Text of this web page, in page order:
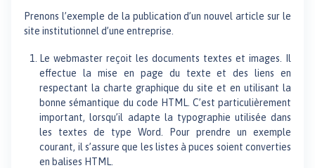
Prenons l’exemple de la publication d’un nouvel article sur le
site institutionnel d’une entreprise.
Le webmaster reçoit les documents textes et images. Il
effectue la mise en page du texte et des liens en
respectant la charte graphique du site et en utilisant la
bonne sémantique du code HTML. C’est particulièrement
important, lorsqu’il adapte la typographie utilisée dans
les textes de type Word. Pour prendre un exemple
courant, il s’assure que les listes à puces soient converties
en balises HTML.